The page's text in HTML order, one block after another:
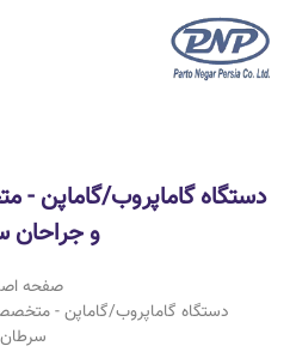
دستگاه گاماپروب/گاماپن
و جراحان
صفحه
دستگاه گاماپروب/گاماپن -
سرطان